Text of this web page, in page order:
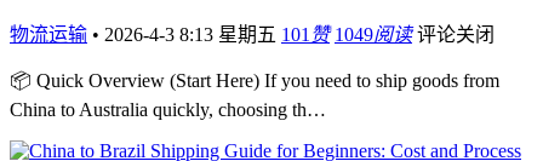
物流运输 • 2026-4-3 8:13 星期五 101 赞 1049阅读 评论关闭
📦 Quick Overview (Start Here) If you need to ship goods from
China to Australia quickly, choosing th…